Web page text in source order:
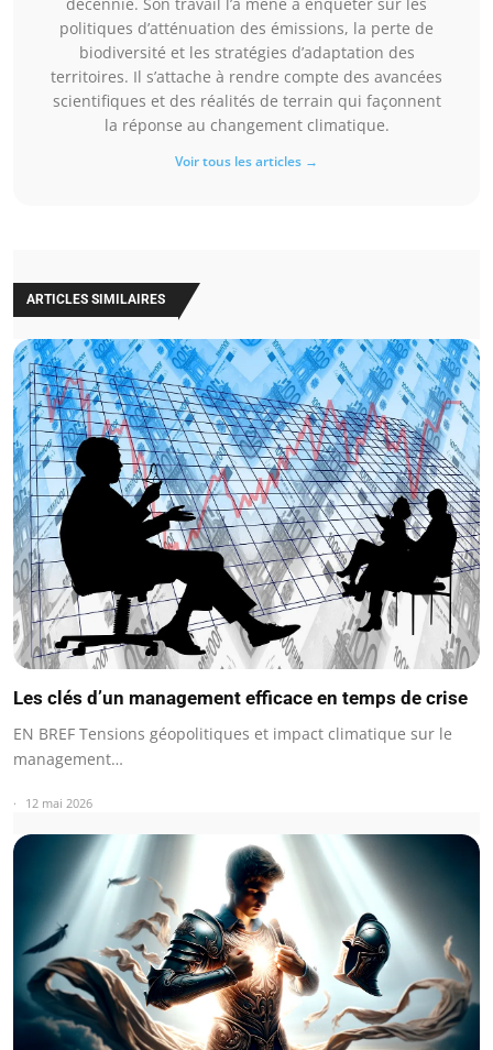
politiques d’atténuation des émissions, la perte de
biodiversité et les stratégies d’adaptation des
territoires. Il s’attache à rendre compte des avancées
scientifiques et des réalités de terrain qui façonnent
la réponse au changement climatique.
Voir tous les articles →
ARTICLES SIMILAIRES
Les clés d’un management efficace en temps de crise
EN BREF Tensions géopolitiques et impact climatique sur le
management…
12 mai 2026